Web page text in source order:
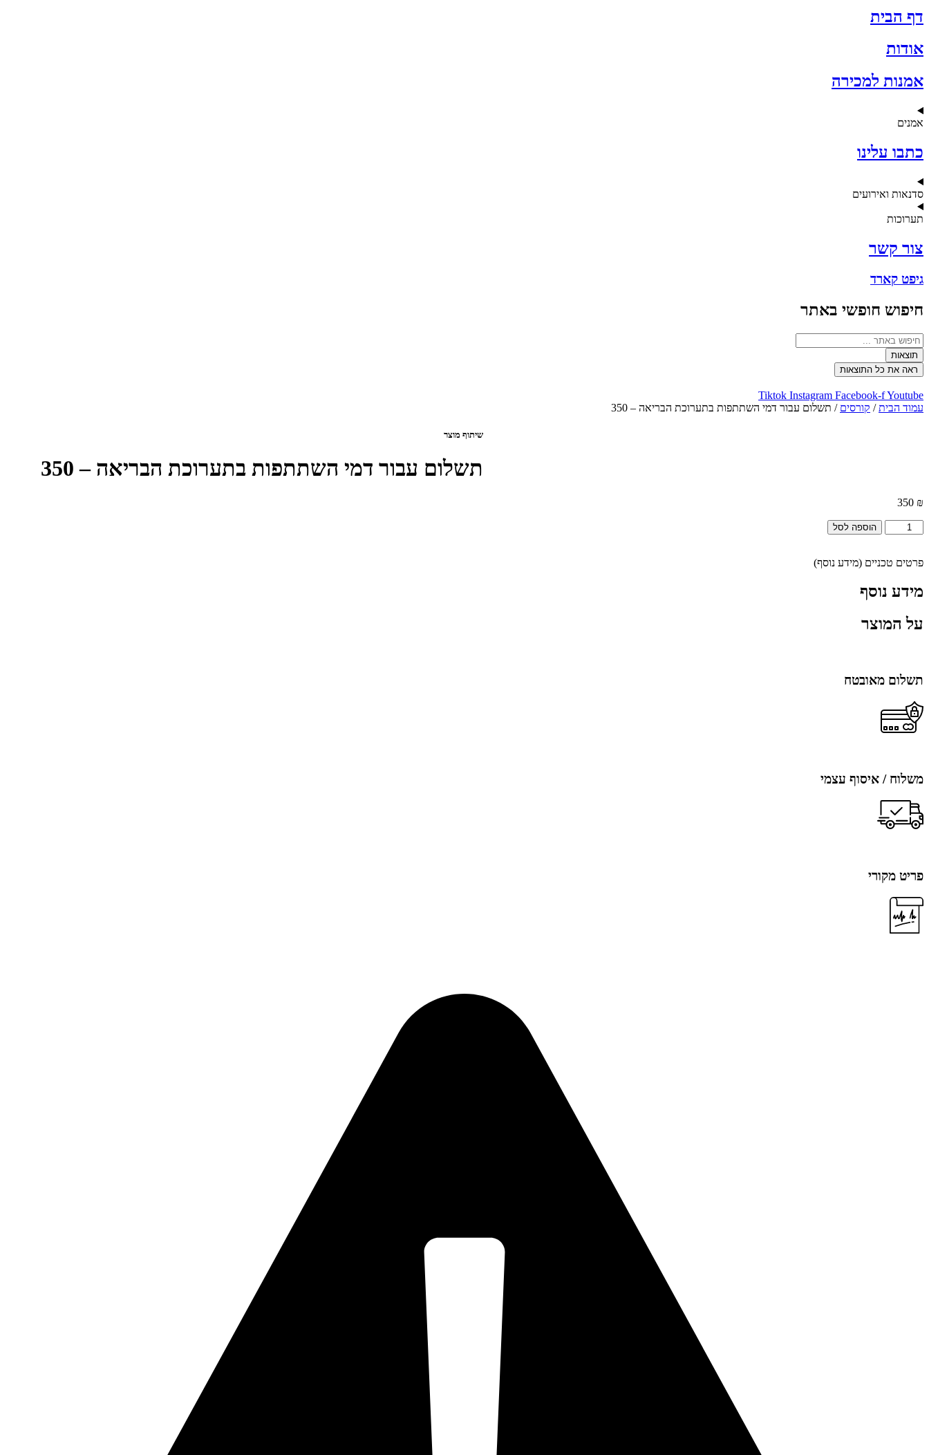
דף הבית
אודות
אמנות למכירה
אמנים
כתבו עלינו
סדנאות ואירועים
תערוכות
צור קשר
גיפט קארד
חיפוש חופשי באתר
Search
...תוצאות
ראה את כל התוצאות
Tiktok Instagram Facebook-fYoutube
עמוד הבית/ קורסים / תשלום עבור דמי השתתפות בתערוכת הבריאה – 350
שיתוף מוצר
תשלום עבור דמי השתתפות בתערוכת הבריאה – 350
350 ₪
כמות
של
עבור
השתתפות
בתערוכת
-
הוספה לסל
פרטים טכניים (מידע נוסף)
מידע נוסף
על המוצר
תשלום מאובטח
משלוח / איסוף עצמי
פריט מקורי